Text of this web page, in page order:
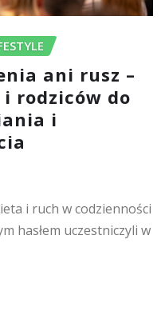
ani rusz –
rodziców do
i
i ruch w codzienności
hasłem uczestniczyli w